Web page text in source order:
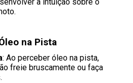
na Pista
: Ao perceber óleo na pista,
freie bruscamente ou faça